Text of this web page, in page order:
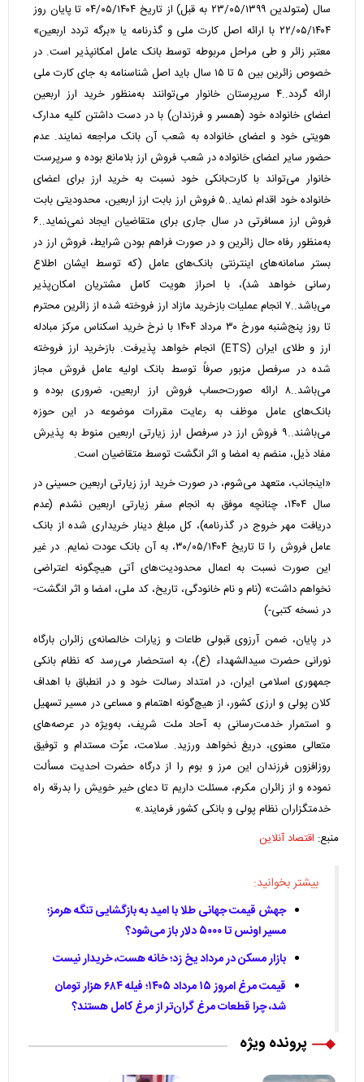
سال (متولدین ۲۳/۰۵/۱۳۹۹ به قبل) از تاریخ ۰۴‌/۰۵‌/۱۴۰۴ تا پایان روز
۲۲‌/۰۵‌/۱۴۰۴ با ارائه اصل کارت ملی و گذرنامه یا «برگه تردد اربعین»
معتبر زائر و طی مراحل مربوطه توسط بانک عامل امکانپذیر است. در
خصوص زائرین بین ۵ تا ۱۵ سال باید اصل شناسنامه به جای کارت ملی
ارائه گردد..۴ سرپرستان خانوار می‌توانند به‌منظور خرید ارز اربعین
اعضای خانواده خود (همسر و فرزندان) با در دست داشتن کلیه مدارک
هویتی خود و اعضای خانواده به شعب آن بانک مراجعه نمایند. عدم
حضور سایر اعضای خانواده در شعب فروش ارز بلامانع بوده و سرپرست
خانوار می‌تواند با کارت‌بانکی خود نسبت به خرید ارز برای اعضای
خانواده خود اقدام نماید..۵ فروش ارز بابت ارز اربعین، محدودیتی بابت
فروش ارز مسافرتی در سال جاری برای متقاضیان ایجاد نمی‌نماید..۶
به‌منظور رفاه حال زائرین و در صورت فراهم بودن شرایط، فروش ارز در
بستر سامانه‌های اینترنتی بانک‌های عامل (که توسط ایشان اطلاع
رسانی خواهد شد)، با احراز هویت کامل مشتریان امکان‌پذیر
می‌باشد..۷ انجام عملیات بازخرید مازاد ارز فروخته شده از زائرین محترم
تا روز پنج‌شنبه مورخ ۳۰ مرداد ۱۴۰۴ با نرخ خرید اسکناس مرکز مبادله
ارز و طلای ایران (ETS) انجام خواهد پذیرفت. بازخرید ارز فروخته
شده در سرفصل مزبور صرفاً توسط بانک اولیه عامل فروش مجاز
می‌باشد..۸ ارائه صورت‌حساب فروش ارز اربعین، ضروری بوده و
بانک‌های عامل موظف به رعایت مقررات موضوعه در این حوزه
می‌باشند..۹ فروش ارز در سرفصل ارز زیارتی اربعین منوط به پذیرش
مفاد ذیل، منضم به امضا و اثر انگشت توسط متقاضیان است.
«اینجانب، متعهد می‌شوم، در صورت خرید ارز زیارتی اربعین حسینی در
سال ۱۴۰۴، چنانچه موفق به انجام سفر زیارتی اربعین نشدم (عدم
دریافت مهر خروج در گذرنامه)، کل مبلغ دینار خریداری شده از بانک
عامل فروش را تا تاریخ ۳۰/۰۵/۱۴۰۴، به آن بانک عودت نمایم. در غیر
این صورت نسبت به اعمال محدودیت‌های آتی هیچگونه اعتراضی
نخواهم داشت» (نام و نام خانودگی، تاریخ، کد ملی، امضا و اثر انگشت-
در نسخه کتبی-)
در پایان، ضمن آرزوی قبولی طاعات و زیارات خالصانه‌ی زائران بارگاه
نورانی حضرت سیدالشهداء (ع)، به استحضار می‌رسد که نظام بانکی
جمهوری اسلامی ایران، در امتداد رسالت خود و در انطباق با اهداف
کلان پولی و ارزی کشور، از هیچ‌گونه اهتمام و مساعی در مسیر تسهیل
و استمرار خدمت‌رسانی به آحاد ملت شریف، به‌ویژه در عرصه‌های
متعالی معنوی، دریغ نخواهد ورزید. سلامت، عزّت مستدام و توفیق
روزافزون فرزندان این مرز و بوم را از درگاه حضرت احدیت مسألت
نموده و از زائران مکرم، مسئلت داریم تا دعای خیر خویش را بدرقه راه
خدمتگزاران نظام پولی و بانکی کشور فرمایند.»
منبع: اقتصاد آنلاین
بیشتر بخوانید:
جهش قیمت جهانی طلا با امید به بازگشایی تنگه هرمز؛
مسیر اونس تا ۵۰۰۰ دلار باز می‌شود؟
بازار مسکن در مرداد یخ زد؛ خانه هست، خریدار نیست
قیمت مرغ امروز ۱۵ مرداد ۱۴۰۵؛ فیله ۶۸۴ هزار تومان
شد، چرا قطعات مرغ گران‌تر از مرغ کامل هستند؟
پرونده ویژه